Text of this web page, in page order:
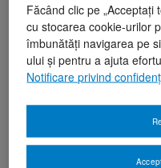
Făcând clic pe „Acceptați
cu stocarea cookie-urilor
îmbunătăți navigarea pe
ului și pentru a ajuta
Notificare privind